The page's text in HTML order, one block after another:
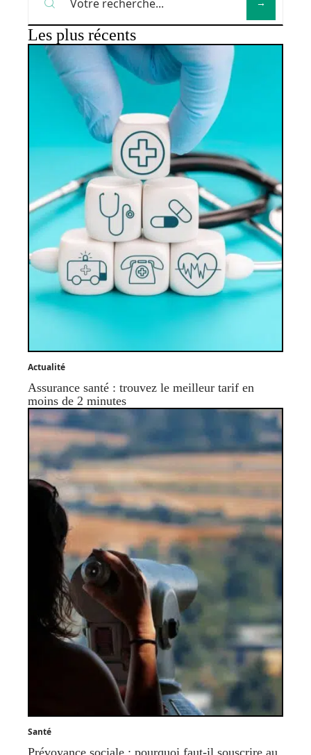
Les plus récents
Actualité
Assurance santé : trouvez le meilleur tarif en
moins de 2 minutes
Santé
Prévoyance sociale : pourquoi faut-il souscrire au